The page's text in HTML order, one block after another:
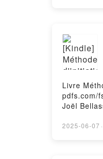
Déploie
Livre
pdfs.com/
Joël
l'écriture
2025-06-07 ·